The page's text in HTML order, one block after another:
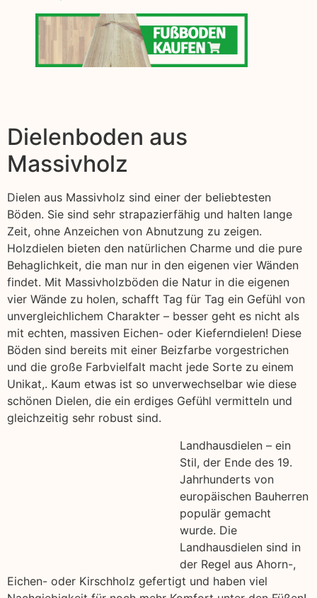
Dielenboden aus
Massivholz
Dielen aus Massivholz sind einer der beliebtesten
Böden. Sie sind sehr strapazierfähig und halten lange
Zeit, ohne Anzeichen von Abnutzung zu zeigen.
Holzdielen bieten den natürlichen Charme und die pure
Behaglichkeit, die man nur in den eigenen vier Wänden
findet. Mit Massivholzböden die Natur in die eigenen
vier Wände zu holen, schafft Tag für Tag ein Gefühl von
unvergleichlichem Charakter – besser geht es nicht als
mit echten, massiven Eichen- oder Kieferndielen! Diese
Böden sind bereits mit einer Beizfarbe vorgestrichen
und die große Farbvielfalt macht jede Sorte zu einem
Unikat,. Kaum etwas ist so unverwechselbar wie diese
schönen Dielen, die ein erdiges Gefühl vermitteln und
gleichzeitig sehr robust sind.
Landhausdielen – ein
Stil, der Ende des 19.
Jahrhunderts von
europäischen Bauherren
populär gemacht
wurde. Die
Landhausdielen sind in
der Regel aus Ahorn-,
Eichen- oder Kirschholz gefertigt und haben viel